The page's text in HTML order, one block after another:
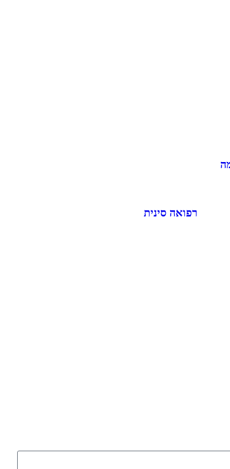
רפואה סינית